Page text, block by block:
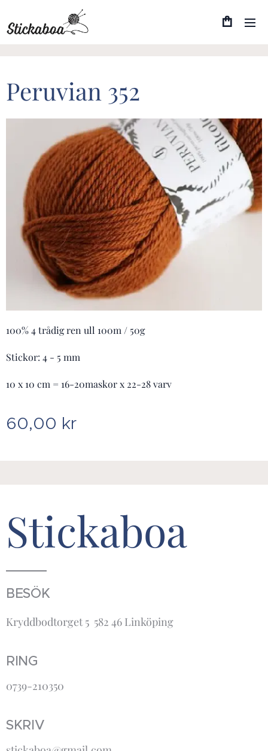
Peruvian 352
100% 4 trådig ren ull 100m / 50g
Stickor: 4 - 5 mm
10 x 10 cm = 16-20maskor x 22-28 varv
60,00 kr
Stickaboa
BESÖK
Kryddbodtorget 5 582 46 Linköping
RING
0739-210350
SKRIV